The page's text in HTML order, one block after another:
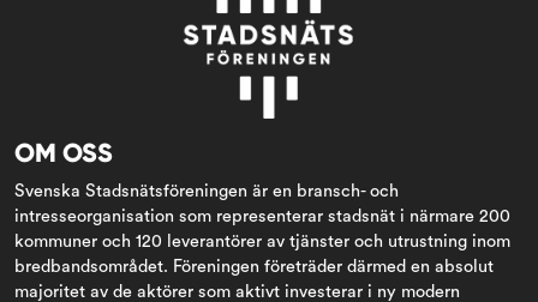
OM OSS
Svenska Stadsnätsföreningen är en bransch- och
intresseorganisation som representerar stadsnät i närmare 200
kommuner och 120 leverantörer av tjänster och utrustning inom
bredbandsområdet. Föreningen företräder därmed en absolut
majoritet av de aktörer som aktivt investerar i ny modern